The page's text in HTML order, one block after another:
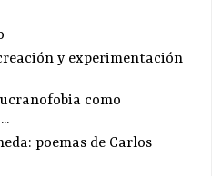
y experimentación
como
poemas de Carlos